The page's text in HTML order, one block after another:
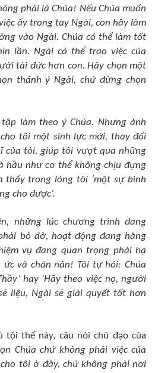
phải là Chúa! Nếu Chúa muốn
ấy trong tay Ngài, con hãy làm
vào Ngài. Chúa có thể làm tốt
lần. Ngài có thể trao việc của
tài đức hơn con. Hãy chọn một
thánh ý Ngài, chứ đừng chọn
làm theo ý Chúa. Nhưng ánh
tôi một sinh lực mới, thay đổi
của tôi, giúp tôi vượt qua những
hầu như cơ thể không chịu đựng
thấy trong lòng tôi ‘một sự bình
cho được’.
những lúc chương trình đang
bỏ dở, hoạt động đang hăng
vụ đang quan trọng phải hạ
và chán nản! Tôi tự hỏi: Chúa
hay ‘Hãy theo việc nọ, người
liệu, Ngài sẽ giải quyết tốt hơn
tội thế này, câu nói chủ đạo của
Chúa chứ không phải việc của
cho tôi ở đây, chứ không phải nơi